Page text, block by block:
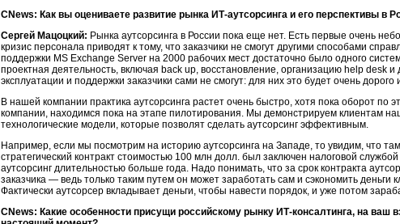
CNews: Как вы оцениваете развитие рынка ИТ-аутсорсинга и его перспективы в
Сергей Мацоцкий: Рынка аутсорсинга в России пока еще нет. Есть первые очень
кризис персонала приводят к тому, что заказчики не смогут другими способами
поддержки MS Exchange Server на 2000 рабочих мест достаточно было одного
проектная деятельность, включая back up, восстановление, организацию help
эксплуатации и поддержки заказчики сами не смогут: для них это будет очень
В нашей компании практика аутсорсинга растет очень быстро, хотя пока оборот
компании, находимся пока на этапе пилотирования. Мы демонстрируем клиентам
технологические модели, которые позволят сделать аутсорсинг эффективным.
Например, если мы посмотрим на историю аутсорсинга на Западе, то увидим, что
стратегический контракт стоимостью 100 млн долл. был заключен налоговой
аутсорсинг длительностью больше года. Надо понимать, что за срок контракта
заказчика — ведь только таким путем он может заработать сам и сэкономить
Фактически аутсорсер вкладывает деньги, чтобы навести порядок, и уже потом
CNews: Какие особенности присущи российскому рынку ИТ-консалтинга, на ваш